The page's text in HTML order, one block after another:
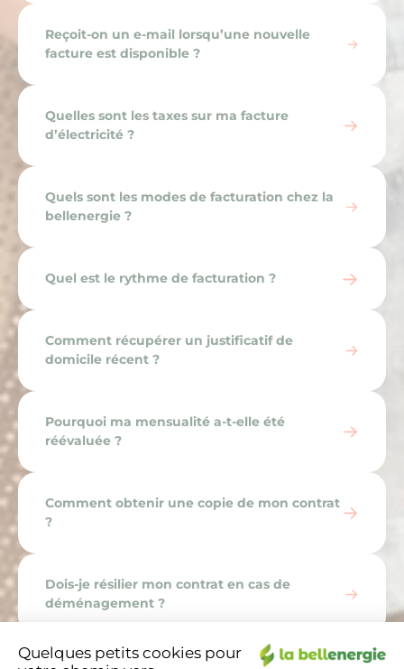
Quelques petits cookies pour
Reçoit-on un e-mail lorsqu’une nouvelle
facture est disponible ?
Quelles sont les taxes sur ma facture
d’électricité ?
Quels sont les modes de facturation chez la
bellenergie ?
Quel est le rythme de facturation ?
Comment récupérer un justificatif de
domicile récent ?
Pourquoi ma mensualité a-t-elle été
réévaluée ?
Comment obtenir une copie de mon contrat
?
Dois-je résilier mon contrat en cas de
déménagement ?
Pourquoi ai-je des frais de rejet ?